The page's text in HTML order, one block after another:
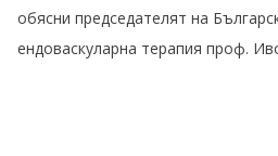
обясни председателят на
ендоваскуларна терапия проф.